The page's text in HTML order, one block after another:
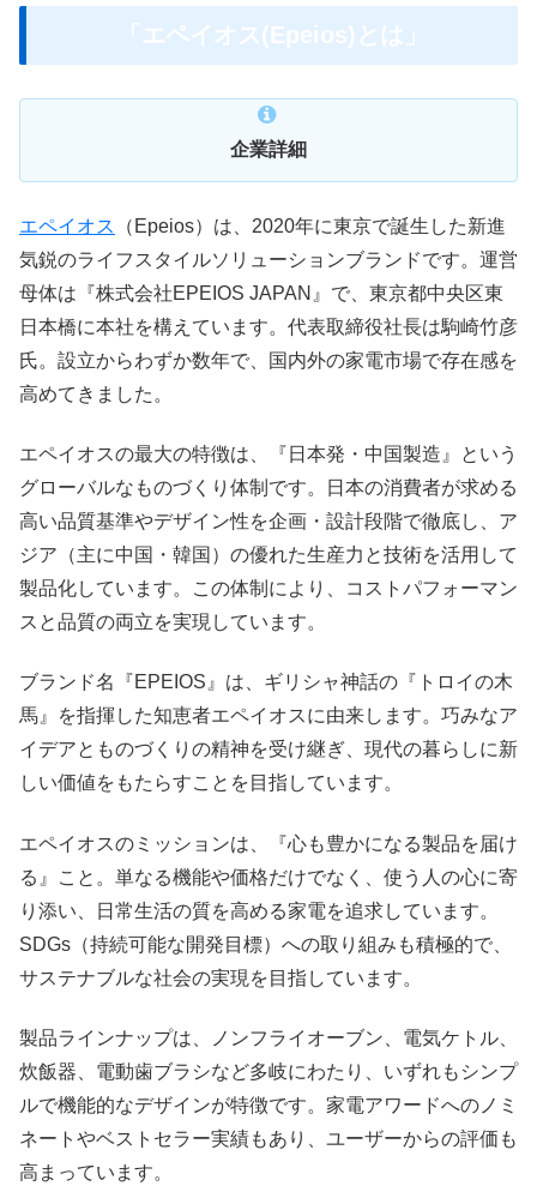
「エペイオス(Epeios)とは」
企業詳細
エペイオス
（Epeios）は、2020年に東京で誕生した新進
気鋭のライフスタイルソリューションブランドです。運営
母体は『株式会社EPEIOS JAPAN』で、東京都中央区東
日本橋に本社を構えています。代表取締役社長は駒崎竹彦
氏。設立からわずか数年で、国内外の家電市場で存在感を
高めてきました。
エペイオスの最大の特徴は、『日本発・中国製造』という
グローバルなものづくり体制です。日本の消費者が求める
高い品質基準やデザイン性を企画・設計段階で徹底し、ア
ジア（主に中国・韓国）の優れた生産力と技術を活用して
製品化しています。この体制により、コストパフォーマン
スと品質の両立を実現しています。
ブランド名『EPEIOS』は、ギリシャ神話の『トロイの木
馬』を指揮した知恵者エペイオスに由来します。巧みなア
イデアとものづくりの精神を受け継ぎ、現代の暮らしに新
しい価値をもたらすことを目指しています。
エペイオスのミッションは、『心も豊かになる製品を届け
る』こと。単なる機能や価格だけでなく、使う人の心に寄
り添い、日常生活の質を高める家電を追求しています。
SDGs（持続可能な開発目標）への取り組みも積極的で、
サステナブルな社会の実現を目指しています。
製品ラインナップは、ノンフライオーブン、電気ケトル、
炊飯器、電動歯ブラシなど多岐にわたり、いずれもシンプ
ルで機能的なデザインが特徴です。家電アワードへのノミ
ネートやベストセラー実績もあり、ユーザーからの評価も
高まっています。